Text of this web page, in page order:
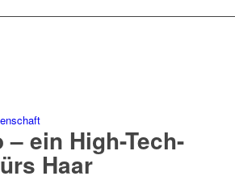
– ein High-Tech-
Haar